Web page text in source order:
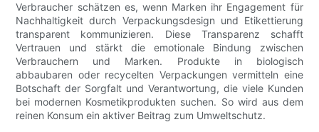
Verbraucher schätzen es, wenn Marken ihr Engagement für
Nachhaltigkeit durch Verpackungsdesign und Etikettierung
transparent kommunizieren. Diese Transparenz schafft
Vertrauen und stärkt die emotionale Bindung zwischen
Verbrauchern und Marken. Produkte in biologisch
abbaubaren oder recycelten Verpackungen vermitteln eine
Botschaft der Sorgfalt und Verantwortung, die viele Kunden
bei modernen Kosmetikprodukten suchen. So wird aus dem
reinen Konsum ein aktiver Beitrag zum Umweltschutz.